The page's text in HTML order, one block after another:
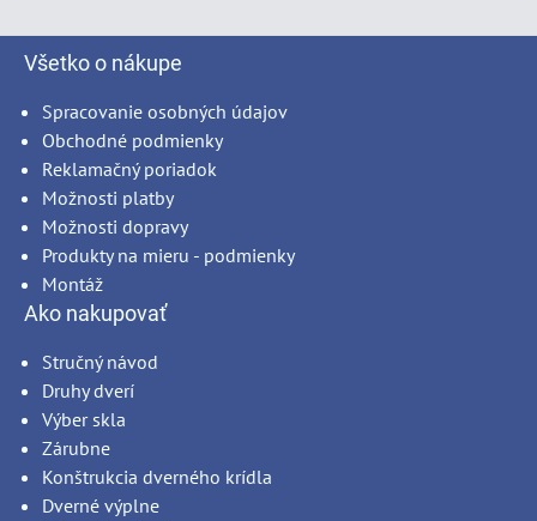
Všetko o nákupe
Spracovanie osobných údajov
Obchodné podmienky
Reklamačný poriadok
Možnosti platby
Možnosti dopravy
Produkty na mieru - podmienky
Montáž
Ako nakupovať
Stručný návod
Druhy dverí
Výber skla
Zárubne
Konštrukcia dverného krídla
Dverné výplne